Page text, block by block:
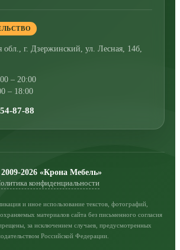
обл., г. Дзержинский ул. Лесная, 14б,
– 20:00
– 18:00
87-88
2026 «Крона Мебель»
конфиденциальности
и иное использование текстов, фотографий,
материалов сайта без письменного согласия
за исключением случаев, предусмотренных
Российской Федерации.